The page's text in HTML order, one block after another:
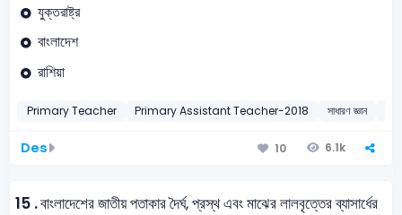
যুক্তরাষ্ট্র
বাংলাদেশ
রাশিয়া
Primary Teacher Primary Assistant Teacher-2018 সাধারণ জ্ঞান
Des 10 6.1k
15 .বাংলাদেশের জাতীয় পতাকার দৈর্ঘ, প্রস্থ এবং মাঝের লালবৃত্তের ব্যাসার্ধের